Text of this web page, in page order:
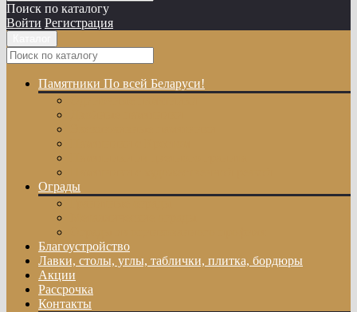
Поиск по каталогу
Войти Регистрация
Памятники По всей Беларуси!
Ограды
Благоустройство
Лавки, столы, углы, таблички, плитка, бордюры
Акции
Рассрочка
Контакты